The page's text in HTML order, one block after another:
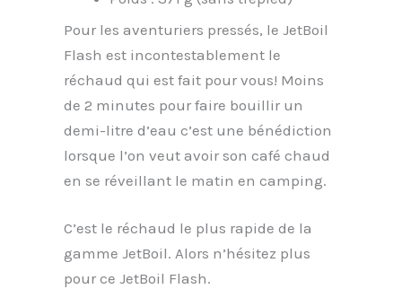
Pour les aventuriers pressés, le JetBoil
Flash est incontestablement le
réchaud qui est fait pour vous! Moins
de 2 minutes pour faire bouillir un
demi-litre d’eau c’est une bénédiction
lorsque l’on veut avoir son café chaud
en se réveillant le matin en camping.
C’est le réchaud le plus rapide de la
gamme JetBoil. Alors n’hésitez plus
pour ce JetBoil Flash.